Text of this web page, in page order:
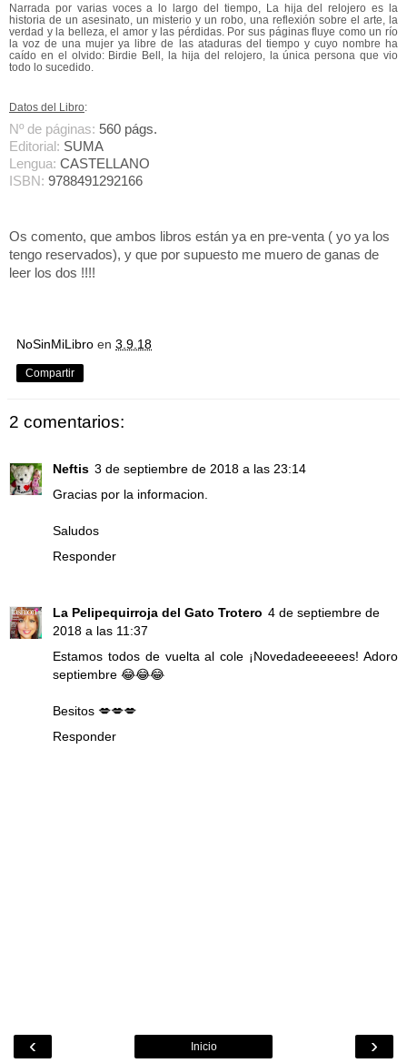
Narrada por varias voces a lo largo del tiempo, La hija del relojero es la
historia de un asesinato, un misterio y un robo, una reflexión sobre el arte, la
verdad y la belleza, el amor y las pérdidas. Por sus páginas fluye como un río
la voz de una mujer ya libre de las ataduras del tiempo y cuyo nombre ha
caído en el olvido: Birdie Bell, la hija del relojero, la única persona que vio
todo lo sucedido.
Datos del Libro:
Nº de páginas: 560 págs.
Editorial: SUMA
Lengua: CASTELLANO
ISBN: 9788491292166
Os comento, que ambos libros están ya en pre-venta ( yo ya los
tengo reservados), y que por supuesto me muero de ganas de
leer los dos !!!!
NoSinMiLibro en 3.9.18
Compartir
2 comentarios:
Neftis 3 de septiembre de 2018 a las 23:14
Gracias por la informacion.
Saludos
Responder
La Pelipequirroja del Gato Trotero 4 de septiembre de
2018 a las 11:37
Estamos todos de vuelta al cole ¡Novedadeeeeees! Adoro
septiembre 😂😂😂
Besitos 💋💋💋
Responder
‹ ›
Inicio